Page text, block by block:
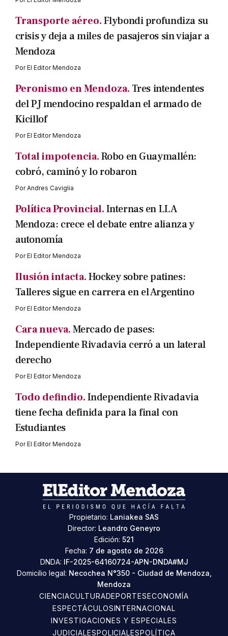
Transporte aéreo.Flybondi profundiza su
crisis y deja a miles de pasajeros sin viajar a
Mendoza
PorEl Editor Mendoza
Peronismo en Mendoza. Tres intendentes
del PJ mendocino respaldan el armado de
Kicillof
PorEl Editor Mendoza
Total impotencia.Robo en Guaymallén:
cobró, caminó y lo robaron
PorAndres Caviglia
Política Provincial.Internas en LLA
Mendoza: crece el debate entre alianza y
autonomía
PorEl Editor Mendoza
Ilusión intacta.Hockey sobre patines:
Talleres sigue en carrera en el Argentino
PorEl Editor Mendoza
Cara nueva.Mercado de pases:
Independiente Rivadavia cerró a un lateral
derecho
PorEl Editor Mendoza
Todo defindio.Independiente Rivadavia
tiene fecha definida para la final con
Estudiantes
PorEl Editor Mendoza
Propietario: Laniakea SAS
Director: Leandro Geneyro
Edición: 521
Fecha: 7 de agosto de 2026
DNDA: IF-2025-64160724-APN-DNDA#MJ
Domicilio legal: Necochea N°350 - Ciudad de Mendoza,
Mendoza
CIENCIACULTURADEPORTESECONOMÍA
ESPECTÁCULOSINTERNACIONAL
INVESTIGACIONES Y ESPECIALES
JUDICIALESPOLICIALESPOLÍTICA